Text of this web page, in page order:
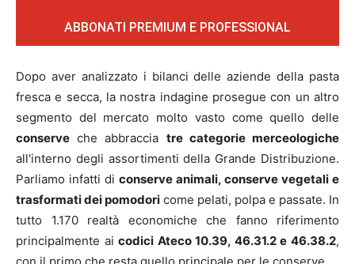
ABBONATI PREMIUM E PROFESSIONAL
Dopo aver analizzato i bilanci delle aziende della pasta
fresca e secca, la nostra indagine prosegue con un altro
segmento del mercato molto vasto come quello delle
conserve che abbraccia tre categorie merceologiche
all'interno degli assortimenti della Grande Distribuzione.
Parliamo infatti di conserve animali, conserve vegetali e
trasformati dei pomodori come pelati, polpa e passate. In
tutto 1.170 realtà economiche che fanno riferimento
principalmente aicodici Ateco 10.39, 46.31.2 e 46.38.2,